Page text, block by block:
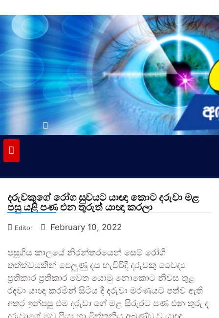
to
contentvinivida.lk
දරුවකුගේ රෝග සුවයට යාඥා කොට දරුවා මළ
පසු යළි පණ එන තුරුත් යාඥා කරලා
Editor February 10, 2022
පසුගිය කාලයේ නිරන්තරයෙන් සෙම් රෝගී
තත්ත්වයකින් පෙලුණු දස හැවිරිදි දරුවකු වෛද්‍ය
ප්‍රතිකාර ප්‍රතිකාර වෙත යොමු නොකොට නිවස තුළ
රඳවා යාඥා කරමින් සිටිය දී දරුවා මරණයට පත්ව ඇති
අතර ඉන්පසු එම දරුවා ගේ මළ සිරුරට පණ එන තුරු ද